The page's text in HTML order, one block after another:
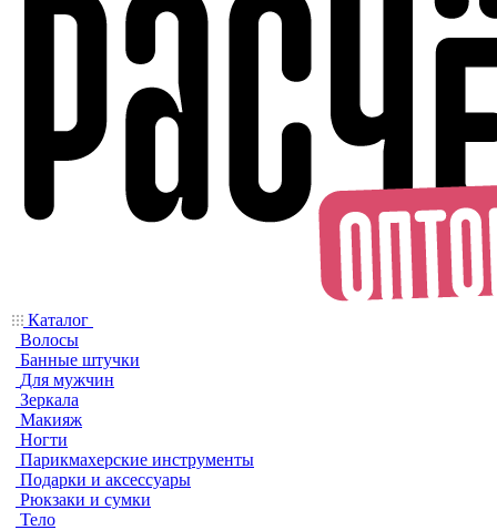
Каталог
Волосы
Банные штучки
Для мужчин
Зеркала
Макияж
Ногти
Парикмахерские инструменты
Подарки и аксессуары
Рюкзаки и сумки
Тело